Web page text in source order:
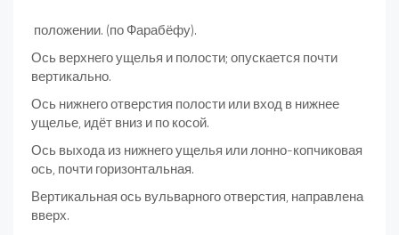
положении. (по Фарабёфу).
Ось верхнего ущелья и полости; опускается почти
вертикально.
Ось нижнего отверстия полости или вход в нижнее
ущелье, идёт вниз и по косой.
Ось выхода из нижнего ущелья или лонно-копчиковая
ось, почти горизонтальная.
Вертикальная ось вульварного отверстия, направлена
вверх.